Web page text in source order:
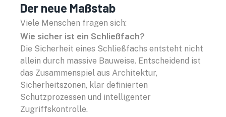
Der neue Maßstab
Viele Menschen fragen sich:
Wie sicher ist ein Schließfach?
Die Sicherheit eines Schließfachs entsteht nicht
allein durch massive Bauweise. Entscheidend ist
das Zusammenspiel aus Architektur,
Sicherheitszonen, klar definierten
Schutzprozessen und intelligenter
Zugriffskontrolle.